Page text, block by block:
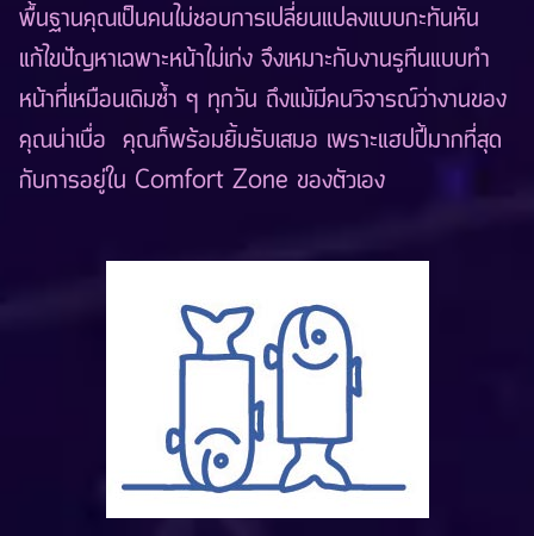
พื้นฐานคุณเป็นคนไม่ชอบการเปลี่ยนแปลงแบบกะทันหัน
แก้ไขปัญหาเฉพาะหน้าไม่เก่ง จึงเหมาะกับงานรูทีนแบบทำ
หน้าที่เหมือนเดิมซ้ำ ๆ ทุกวัน ถึงแม้มีคนวิจารณ์ว่างานของ
คุณน่าเบื่อ คุณก็พร้อมยิ้มรับเสมอ เพราะแฮปปี้มากที่สุด
กับการอยู่ใน Comfort Zone ของตัวเอง